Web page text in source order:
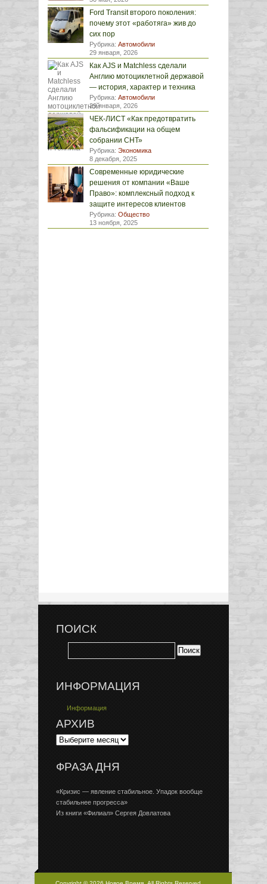
Ford Transit второго поколения:
почему этот «работяга» жив до
сих пор
Рубрика: Автомобили
29 января, 2026
Как AJS и Matchless сделали
Англию мотоциклетной державой
— история, характер и техника
Рубрика: Автомобили
29 января, 2026
ЧЕК-ЛИСТ «Как предотвратить
фальсификации на общем
собрании СНТ»
Рубрика: Экономика
8 декабря, 2025
Современные юридические
решения от компании «Ваше
Право»: комплексный подход к
защите интересов клиентов
Рубрика: Общество
13 ноября, 2025
ПОИСК
ИНФОРМАЦИЯ
Информация
АРХИВ
ФРАЗА ДНЯ
«Кризис — явление стабильное. Упадок вообще
стабильнее прогресса»
Из книги «Филиал» Сергея Довлатова